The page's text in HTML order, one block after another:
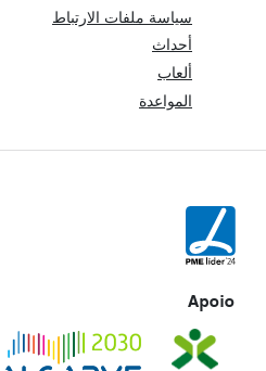
سياسة ملفات الارتباط
أحداث
ألعاب
المواعدة
Apoio